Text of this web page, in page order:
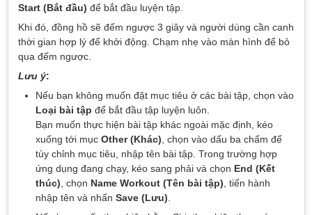
Start (Bắt đầu) để bắt đầu luyện tập.
Khi đó, đồng hồ sẽ đếm ngược 3 giây và người dùng cần canh
thời gian hợp lý để khởi động. Chạm nhẹ vào màn hình để bỏ
qua đếm ngược.
Lưu ý:
Nếu bạn không muốn đặt mục tiêu ở các bài tập, chọn vào
Loại bài tập để bắt đầu tập luyện luôn.
Bạn muốn thực hiện bài tập khác ngoài mặc định, kéo
xuống tới mụcOther (Khác), chọn vào dấu ba chấm để
tùy chỉnh mục tiêu, nhập tên bài tập. Trong trường hợp
ứng dụng đang chạy, kéo sang phải và chọn End (Kết
thúc), chọn Name Workout (Tên bài tập), tiến hành
nhập tên và nhấn Save (Lưu).